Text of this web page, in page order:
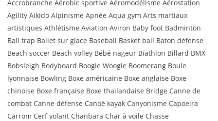
Accrobranche Aérobic sportive Aéromodélisme Aérostation
Agility Aikido Alpinisme Apnée Aqua gym Arts martiaux
artistiques Athlétisme Aviation Aviron Baby foot Badminton
Ball trap Ballet sur glace Baseball Basket ball Baton défense
Beach soccer Beach volley Bébé nageur Biathlon Billard BMX
Bobsleigh Bodyboard Boogie Woogie Boomerang Boule
lyonnaise Bowling Boxe américaine Boxe anglaise Boxe
chinoise Boxe française Boxe thaïlandaise Bridge Canne de
combat Canne défense Canoë kayak Canyonisme Capoeira
Carrom Cerf volant Chanbara Char à voile Chasse